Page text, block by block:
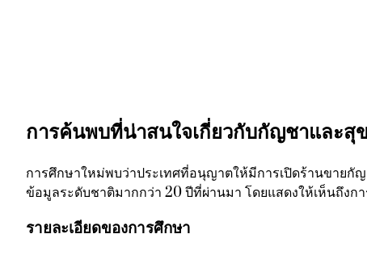
การค้นพบที่น่าสนใจเกี่ยวกับกัญชาและสุ
การศึกษาใหม่พบว่าประเทศที่อนุญาตให้มีการเปิดร้านขายกั
ข้อมูลระดับชาติมากกว่า 20 ปีที่ผ่านมา โดยแสดงให้เห็นถึง
รายละเอียดของการศึกษา